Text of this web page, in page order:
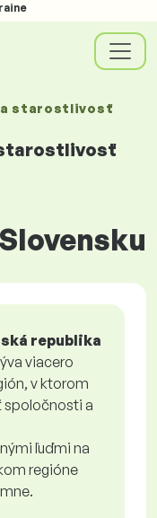
starostlivosť
republika
viacero
v ktorom
spoločnosti a
ľuďmi na
regióne